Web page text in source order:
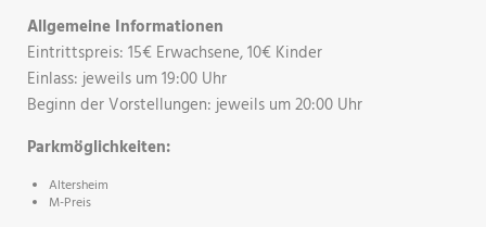
Allgemeine Informationen
Eintrittspreis: 15€ Erwachsene, 10€ Kinder
Einlass: jeweils um 19:00 Uhr
Beginn der Vorstellungen: jeweils um 20:00 Uhr
Parkmöglichkeiten:
Altersheim
M-Preis